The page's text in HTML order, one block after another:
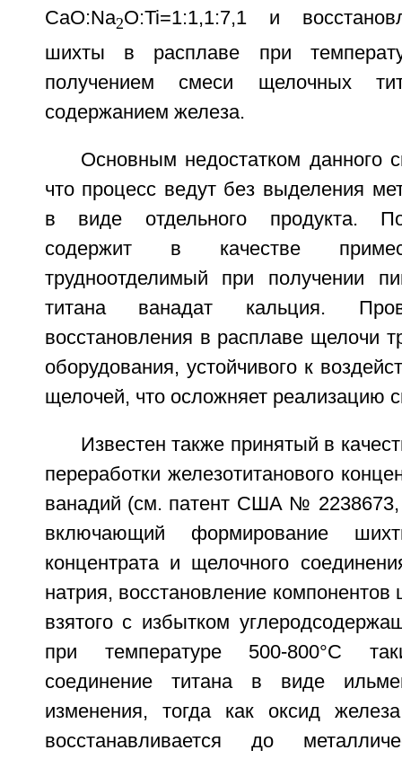
CaO:Na2O:Ti=1:1,1:7,1 и
шихты в расплаве при
получением смеси щелочных
содержанием железа.
Основным недостатком данного
что процесс ведут без выделения
в виде отдельного продукта.
содержит в качестве
трудноотделимый при получении
титана ванадат кальция.
восстановления в расплаве щелочи
оборудования, устойчивого к
щелочей, что осложняет реализацию
Известен также принятый в
переработки железотитанового
ванадий (см. патент США № 2238673,
включающий формирование
концентрата и щелочного
натрия, восстановление компонентов
взятого с избытком
при температуре 500-800°С
соединение титана в виде
изменения, тогда как оксид
восстанавливается до